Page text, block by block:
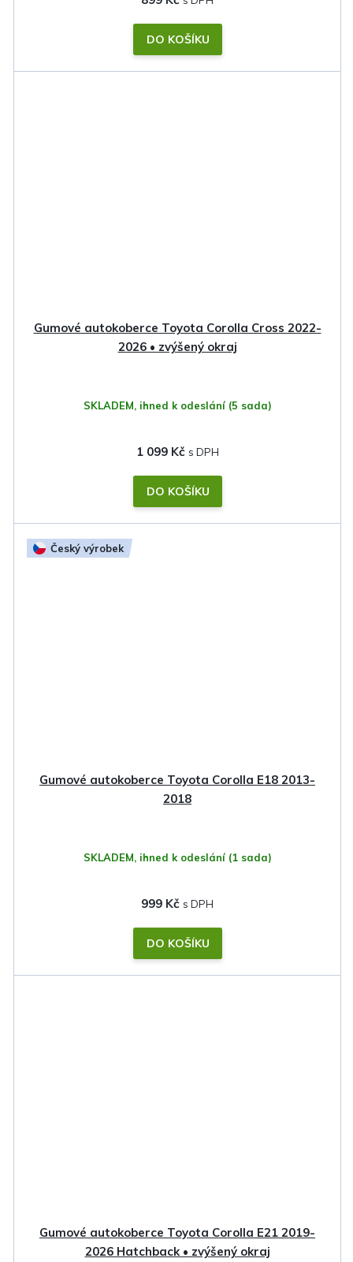
DO KOŠÍKU
Gumové autokoberce Toyota Corolla Cross 2022-
2026 • zvýšený okraj
SKLADEM, ihned k odeslání (5 sada)
1 099 Kč
DO KOŠÍKU
Český výrobek
Gumové autokoberce Toyota Corolla E18 2013-
2018
SKLADEM, ihned k odeslání (1 sada)
999 Kč
DO KOŠÍKU
Gumové autokoberce Toyota Corolla E21 2019-
2026 Hatchback • zvýšený okraj